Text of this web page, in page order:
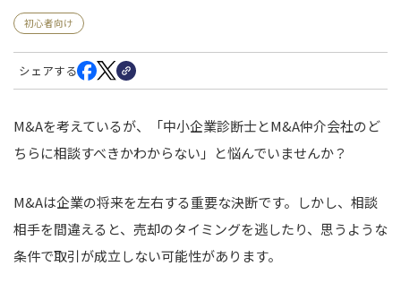
初心者向け
シェアする
M&Aを考えているが、「中小企業診断士とM&A仲介会社のど
ちらに相談すべきかわからない」と悩んでいませんか？
M&Aは企業の将来を左右する重要な決断です。しかし、相談
相手を間違えると、売却のタイミングを逃したり、思うような
条件で取引が成立しない可能性があります。